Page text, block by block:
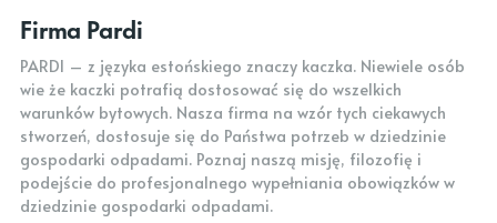
Firma Pardi
PARDI – z języka estońskiego znaczy kaczka. Niewiele osób
wie że kaczki potrafią dostosować się do wszelkich
warunków bytowych. Nasza firma na wzór tych ciekawych
stworzeń, dostosuje się do Państwa potrzeb w dziedzinie
gospodarki odpadami. Poznaj naszą misję, filozofię i
podejście do profesjonalnego wypełniania obowiązków w
dziedzinie gospodarki odpadami.